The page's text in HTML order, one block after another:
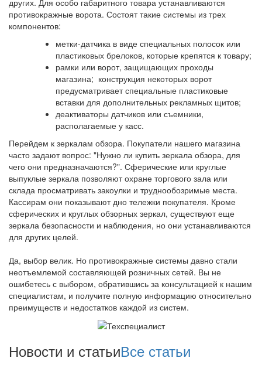
противокражные ворота. Состоят такие системы из трех
компонентов:
метки-датчика в виде специальных полосок или
пластиковых брелоков, которые крепятся к товару;
рамки или ворот, защищающих проходы
магазина; конструкция некоторых ворот
предусматривает специальные пластиковые
вставки для дополнительных рекламных щитов;
деактиваторы датчиков или съемники,
располагаемые у касс.
Перейдем к зеркалам обзора. Покупатели нашего магазина
часто задают вопрос: "Нужно ли купить зеркала обзора, для
чего они предназначаются?". Сферические или круглые
выпуклые зеркала позволяют охране торгового зала или
склада просматривать закоулки и труднообозримые места.
Кассирам они показывают дно тележки покупателя. Кроме
сферических и круглых обзорных зеркал, существуют еще
зеркала безопасности и наблюдения, но они устанавливаются
для других целей.
Да, выбор велик. Но противокражные системы давно стали
неотъемлемой составляющей розничных сетей. Вы не
ошибетесь с выбором, обратившись за консультацией к нашим
специалистам, и получите полную информацию относительно
преимуществ и недостатков каждой из систем.
Новости и статьиВсе статьи